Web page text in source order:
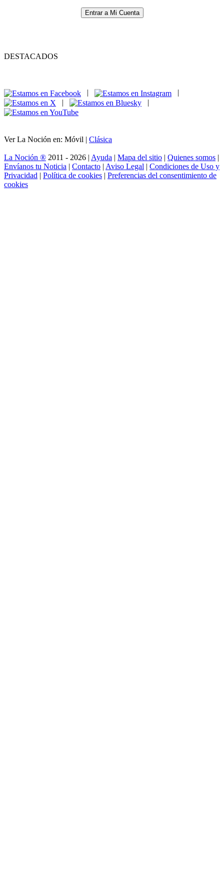
Entrar a Mi Cuenta
DESTACADOS
|
|
Ver La Noción en: Móvil | Clásica
La Noción ® 2011 - 2026 | Ayuda | Mapa del sitio | Quienes somos |
Envíanos tu Noticia | Contacto | Aviso Legal | Condiciones de Uso y
Privacidad | Política de cookies | Preferencias del consentimiento de
cookies